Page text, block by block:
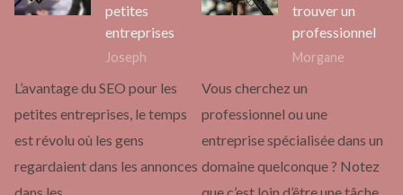
petites
entreprises
Joseph
L’avantage du SEO pour les
petites entreprises, le temps
est révolu où les gens
regardaient dans les annonces
trouver un
professionnel
Morgane
Vous cherchez un
professionnel ou une
entreprise spécialisée dans un
domaine quelconque ? Notez